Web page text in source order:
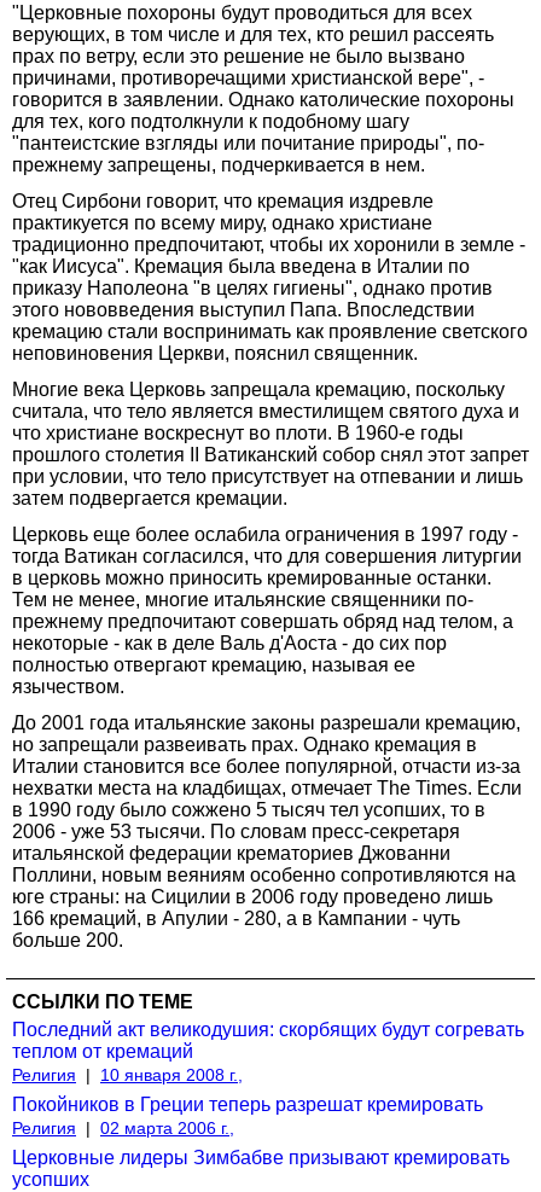
"Церковные похороны будут проводиться для всех
верующих, в том числе и для тех, кто решил рассеять
прах по ветру, если это решение не было вызвано
причинами, противоречащими христианской вере", -
говорится в заявлении. Однако католические похороны
для тех, кого подтолкнули к подобному шагу
"пантеистские взгляды или почитание природы", по-
прежнему запрещены, подчеркивается в нем.
Отец Сирбони говорит, что кремация издревле
практикуется по всему миру, однако христиане
традиционно предпочитают, чтобы их хоронили в земле -
"как Иисуса". Кремация была введена в Италии по
приказу Наполеона "в целях гигиены", однако против
этого нововведения выступил Папа. Впоследствии
кремацию стали воспринимать как проявление светского
неповиновения Церкви, пояснил священник.
Многие века Церковь запрещала кремацию, поскольку
считала, что тело является вместилищем святого духа и
что христиане воскреснут во плоти. В 1960-е годы
прошлого столетия II Ватиканский собор снял этот запрет
при условии, что тело присутствует на отпевании и лишь
затем подвергается кремации.
Церковь еще более ослабила ограничения в 1997 году -
тогда Ватикан согласился, что для совершения литургии
в церковь можно приносить кремированные останки.
Тем не менее, многие итальянские священники по-
прежнему предпочитают совершать обряд над телом, а
некоторые - как в деле Валь д'Аоста - до сих пор
полностью отвергают кремацию, называя ее
язычеством.
До 2001 года итальянские законы разрешали кремацию,
но запрещали развеивать прах. Однако кремация в
Италии становится все более популярной, отчасти из-за
нехватки места на кладбищах, отмечает The Times. Если
в 1990 году было сожжено 5 тысяч тел усопших, то в
2006 - уже 53 тысячи. По словам пресс-секретаря
итальянской федерации крематориев Джованни
Поллини, новым веяниям особенно сопротивляются на
юге страны: на Сицилии в 2006 году проведено лишь
166 кремаций, в Апулии - 280, а в Кампании - чуть
больше 200.
ССЫЛКИ ПО ТЕМЕ
Последний акт великодушия: скорбящих будут согревать
теплом от кремаций
Религия | 10 января 2008 г.,
Покойников в Греции теперь разрешат кремировать
Религия | 02 марта 2006 г.,
Церковные лидеры Зимбабве призывают кремировать
усопших